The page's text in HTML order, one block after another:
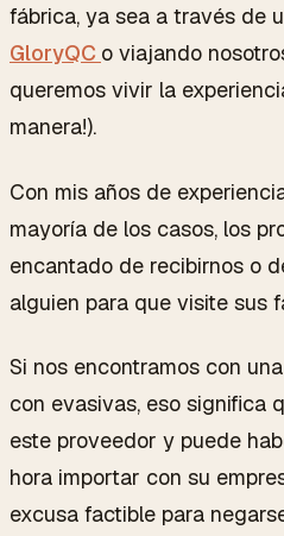
fábrica, ya sea a través de
GloryQC o viajando
queremos vivir la
manera!).
Con mis años de
mayoría de los casos, los
encantado de recibirnos o
alguien para que visite sus
Si nos encontramos con
con evasivas, eso significa
este proveedor y puede
hora importar con su
excusa factible para